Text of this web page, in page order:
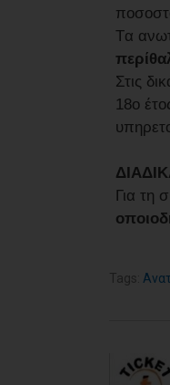
Tα
Στις
18ο
Για τη
Tags: